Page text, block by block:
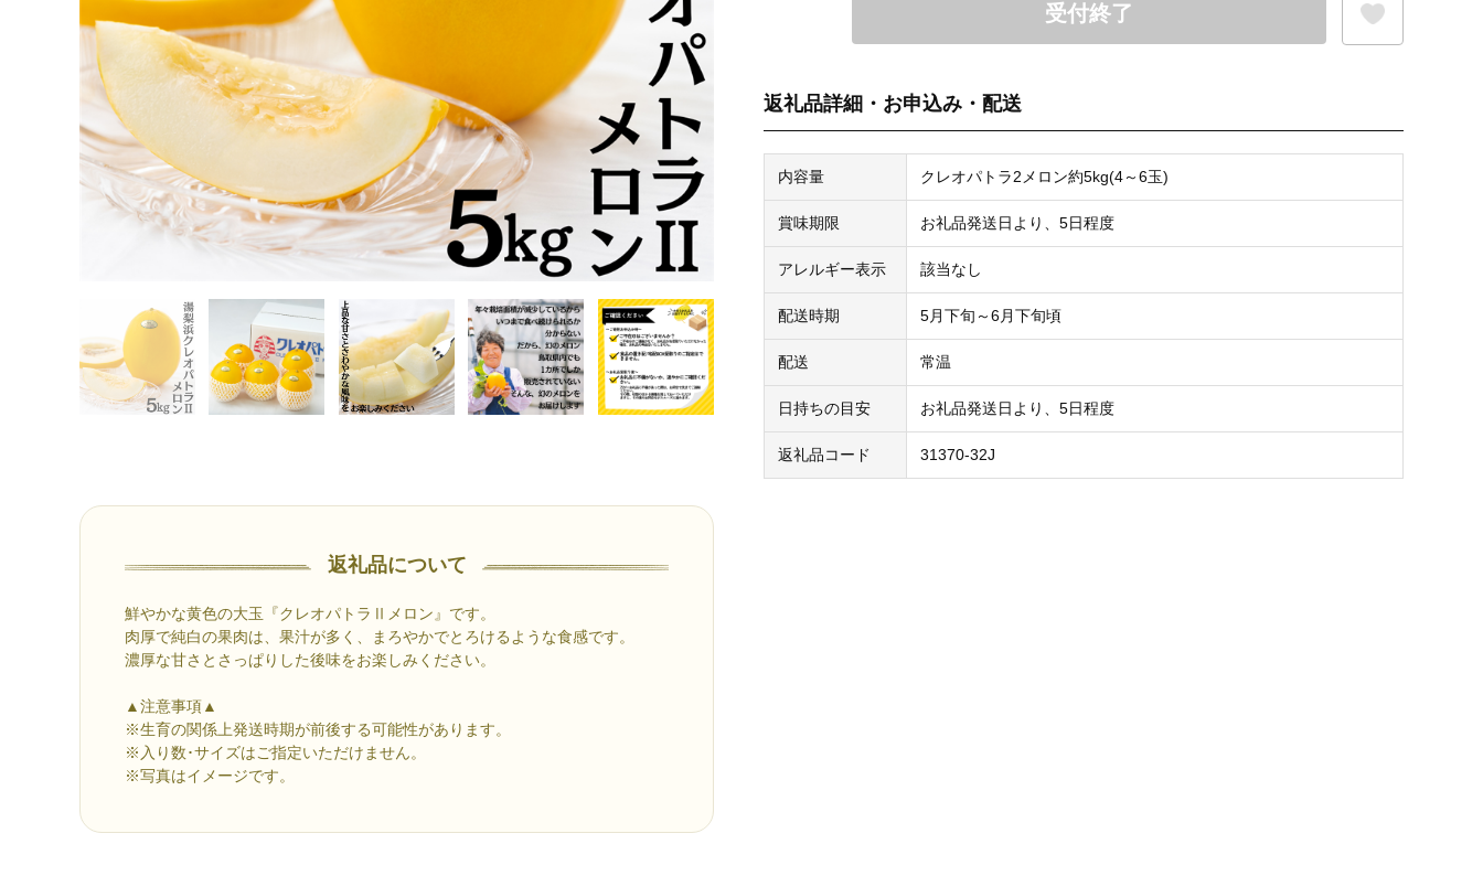
返礼品について
鮮やかな黄色の大玉『クレオパトラⅡメロン』です。
肉厚で純白の果肉は、果汁が多く、まろやかでとろけるような食感です。
濃厚な甘さとさっぱりした後味をお楽しみください。
▲注意事項▲
※生育の関係上発送時期が前後する可能性があります。
※入り数･サイズはご指定いただけません。
※写真はイメージです。
受付終了
返礼品詳細・お申込み・配送
内容量 クレオパトラ2メロン約5kg(4～6玉)
賞味期限 お礼品発送日より、5日程度
アレルギー表示 該当なし
配送時期 5月下旬～6月下旬頃
配送 常温
日持ちの目安 お礼品発送日より、5日程度
返礼品コード 31370-32J